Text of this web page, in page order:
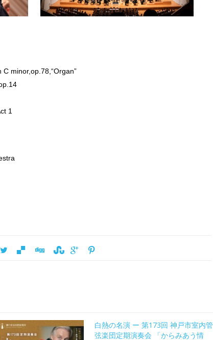
minor,op.78,“Organ”
1
白熱の名演 ー 第173回 神戸市室内管
弦楽団定期演奏会 「からみあう情